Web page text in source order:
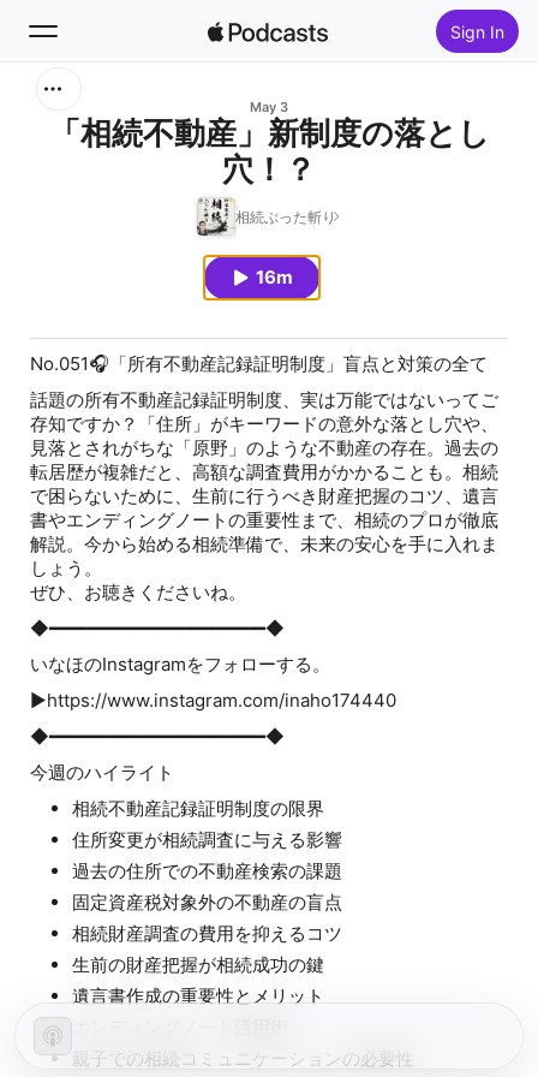
Sign In
May 3
「相続不動産」新制度の落とし
穴！？
相続ぶった斬り
16m
No.051🎧「所有不動産記録証明制度」盲点と対策の全て
話題の所有不動産記録証明制度、実は万能ではないってご
存知ですか？「住所」がキーワードの意外な落とし穴や、
見落とされがちな「原野」のような不動産の存在。過去の
転居歴が複雑だと、高額な調査費用がかかることも。相続
で困らないために、生前に行うべき財産把握のコツ、遺言
書やエンディングノートの重要性まで、相続のプロが徹底
解説。今から始める相続準備で、未来の安心を手に入れま
しょう。
ぜひ、お聴きくださいね。
◆━━━━━━━━━━━━━━━━━━━━◆
いなほのInstagramをフォローする。
▶️https://www.instagram.com/inaho174440
◆━━━━━━━━━━━━━━━━━━━━◆
今週のハイライト
相続不動産記録証明制度の限界
住所変更が相続調査に与える影響
過去の住所での不動産検索の課題
固定資産税対象外の不動産の盲点
相続財産調査の費用を抑えるコツ
生前の財産把握が相続成功の鍵
遺言書作成の重要性とメリット
親子での相続コミュニケーションの必要性